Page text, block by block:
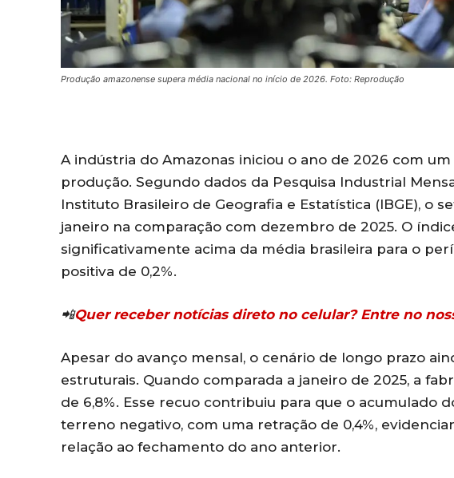
Produção amazonense supera média nacional no início de 2026. Foto: Reprodução
A indústria do Amazonas iniciou o ano de 2026 com
produção. Segundo dados da Pesquisa Industrial
Instituto Brasileiro de Geografia e Estatística (IBGE), o
janeiro na comparação com dezembro de 2025. O
significativamente acima da média brasileira para o
positiva de 0,2%.
📲Quer receber notícias direto no celular? Entre no
Apesar do avanço mensal, o cenário de longo prazo
estruturais. Quando comparada a janeiro de 2025, a
de 6,8%. Esse recuo contribuiu para que o acumulado
terreno negativo, com uma retração de 0,4%,
relação ao fechamento do ano anterior.